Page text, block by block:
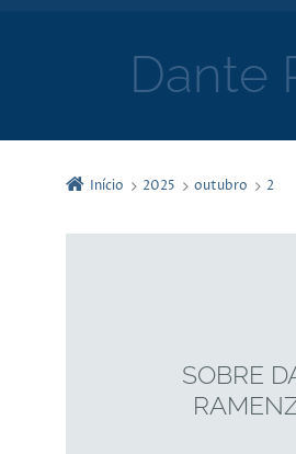
Dante
Início 2025 outubro 2
SOBRE